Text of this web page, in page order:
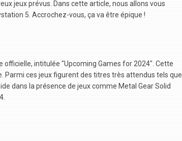
jeux prévus. Dans cette article, nous allons vous
5. Accrochez-vous, ça va être épique !
intitulée "Upcoming Games for 2024". Cette
Parmi ces jeux figurent des titres très attendus tels que
dans la présence de jeux comme Metal Gear Solid